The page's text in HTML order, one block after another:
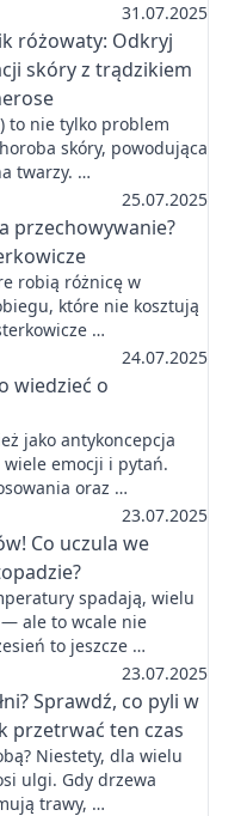
31.07.2025
różowaty: Odkryj
skóry z trądzikiem
to nie tylko problem
skóry, powodująca
twarzy. …
25.07.2025
przechowywanie?
robią różnicę w
które nie kosztują
…
24.07.2025
wiedzieć o
jako antykoncepcja
emocji i pytań.
oraz …
23.07.2025
Co uczula we
spadają, wielu
ale to wcale nie
to jeszcze …
23.07.2025
Sprawdź, co pyli w
przetrwać ten czas
Niestety, dla wielu
ulgi. Gdy drzewa
trawy, …